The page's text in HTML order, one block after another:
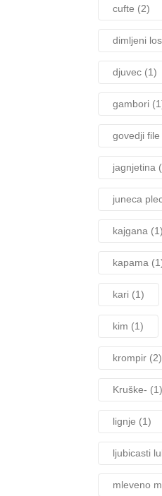
cufte (2)
dimljeni
djuvec (1)
gambori
govedji file
jagnjetina
juneca
kajgana (1)
kapama
kari (1)
kim (1)
krompir (2)
Kruške- (1)
lignje (1)
ljubicasti
mleveno